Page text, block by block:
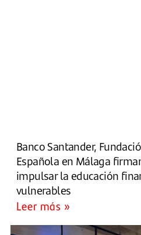
Banco Santander,
Española en Málaga
impulsar la educación
vulnerables
Leer más »